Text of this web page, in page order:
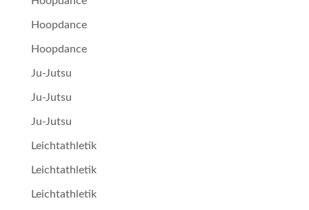
Hoopdance
Hoopdance
Ju-Jutsu
Ju-Jutsu
Ju-Jutsu
Leichtathletik
Leichtathletik
Leichtathletik